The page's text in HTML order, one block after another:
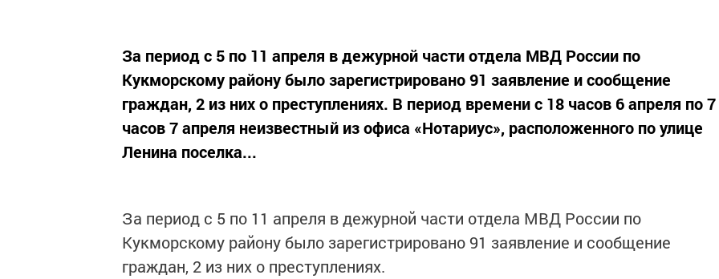
За период с 5 по 11 апреля в дежурной части отдела МВД России по
Кукморскому району было зарегистрировано 91 заявление и сообщение
граждан, 2 из них о преступлениях. В период времени с 18 часов 6 апреля по 7
часов 7 апреля неизвестный из офиса «Нотариус», расположенного по улице
Ленина поселка...
За период с 5 по 11 апреля в дежурной части отдела МВД России по
Кукморскому району было зарегистрировано 91 заявление и сообщение
граждан, 2 из них о преступлениях.